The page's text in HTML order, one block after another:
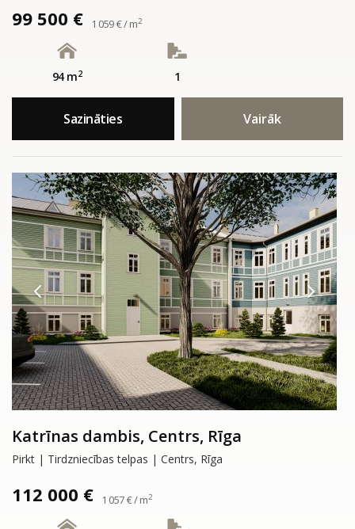
99 500 € 1 059 € / m2
94 m2 1
Sazināties Vairāk
Katrīnas dambis, Centrs, Rīga
Pirkt | Tirdzniecības telpas | Centrs, Rīga
112 000 € 1 057 € / m2